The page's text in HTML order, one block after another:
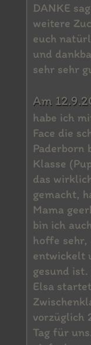
DANKE
weitere
euch
und
sehr sehr
Am
habe ich
Face die
Paderborn
Klasse
das
gemacht,
Mama
bin ich
hoffe sehr,
entwickelt
gesund
Elsa
vorzüglich
Tag für